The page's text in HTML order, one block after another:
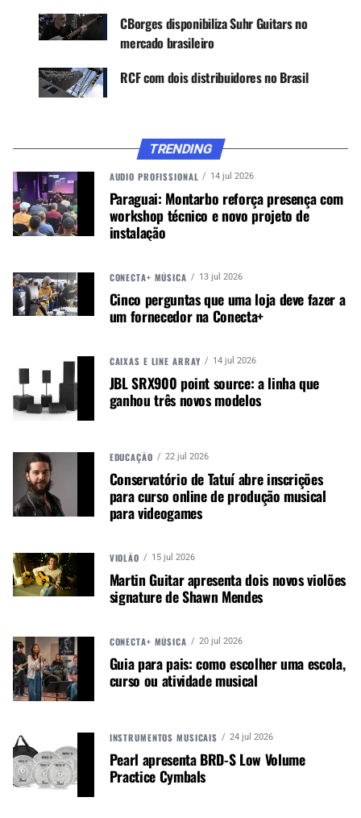
Assim que a empresa começou a trabalhar com
parceiros comerciais, buscando, desde então,
trabalhar com marcas de renome internacional e
que combinem com o mercado brasileiro.
No Brasil, na parte de instrumentos musicais e
áudio pro, a empresa conta com nomes como DW
Amplifiers, Schecter Guitars, Suhr Guitars, Lewitt
Microphones, Audix Microphones, MJ Audio, Akai,
Numark, Headrush e Denon DJ. Mais
PRESENÇA NOS EUA
CBorges disponibiliza Suhr Guitars no
mercado brasileiro
RCF com dois distribuidores no Brasil
TRENDING
AUDIO PROFISSIONAL 14 jul 2026
Paraguai: Montarbo reforça presença com
workshop técnico e novo projeto de
instalação
CONECTA+ MÚSICA 13 jul 2026
Cinco perguntas que uma loja deve fazer a
um fornecedor na Conecta+
CAIXAS E LINE ARRAY 14 jul 2026
JBL SRX900 point source: a linha que
ganhou três novos modelos
EDUCAÇÃO 22 jul 2026
Conservatório de Tatuí abre inscrições
para curso online de produção musical
para videogames
VIOLÃO 15 jul 2026
Martin Guitar apresenta dois novos violões
signature de Shawn Mendes
CONECTA+ MÚSICA 20 jul 2026
Guia para pais: como escolher uma escola,
curso ou atividade musical
INSTRUMENTOS MUSICAIS 24 jul 2026
Pearl apresenta BRD-S Low Volume
Practice Cymbals